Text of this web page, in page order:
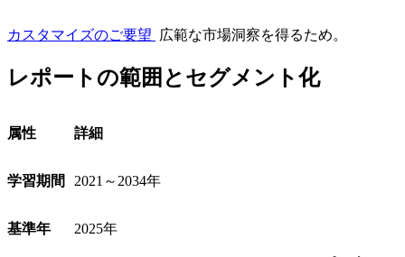
カスタマイズのご要望 広範な市場洞察を得るため。
レポートの範囲とセグメント化
属性 詳細
学習期間 2021～2034年
基準年 2025年